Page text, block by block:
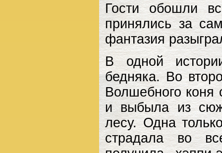
Гости обошли
принялись за
фантазия
В одной
бедняка. Во
Волшебного коня
и выбыла из
лесу. Одна
страдала во